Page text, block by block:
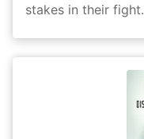
stakes in their fight.